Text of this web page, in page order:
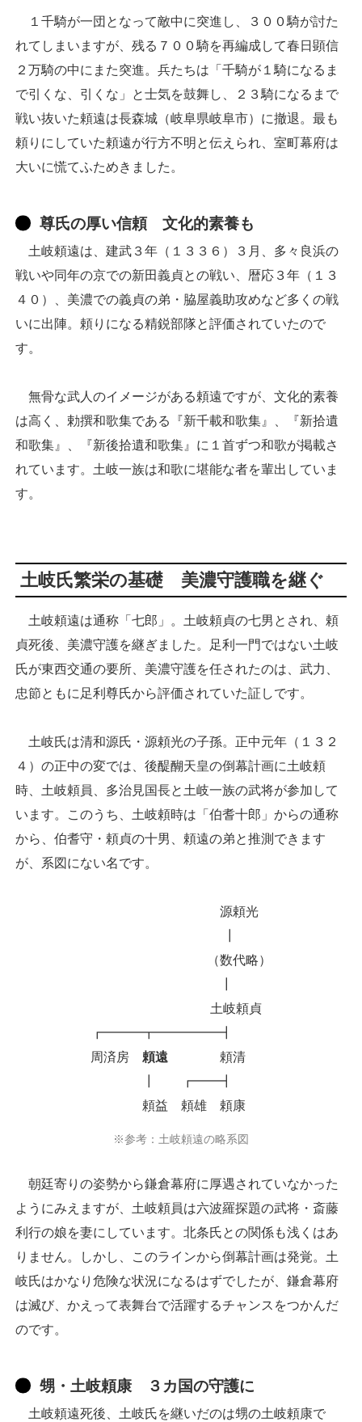
１千騎が一団となって敵中に突進し、３００騎が討た
れてしまいますが、残る７００騎を再編成して春日顕信
２万騎の中にまた突進。兵たちは「千騎が１騎になるま
で引くな、引くな」と士気を鼓舞し、２３騎になるまで
戦い抜いた頼遠は長森城（岐阜県岐阜市）に撤退。最も
頼りにしていた頼遠が行方不明と伝えられ、室町幕府は
大いに慌てふためきました。
尊氏の厚い信頼 文化的素養も
土岐頼遠は、建武３年（１３３６）３月、多々良浜の
戦いや同年の京での新田義貞との戦い、暦応３年（１３
４０）、美濃での義貞の弟・脇屋義助攻めなど多くの戦
いに出陣。頼りになる精鋭部隊と評価されていたので
す。
無骨な武人のイメージがある頼遠ですが、文化的素養
は高く、勅撰和歌集である『新千載和歌集』、『新拾遺
和歌集』、『新後拾遺和歌集』に１首ずつ和歌が掲載さ
れています。土岐一族は和歌に堪能な者を輩出していま
す。
土岐氏繁栄の基礎 美濃守護職を継ぐ
土岐頼遠は通称「七郎」。土岐頼貞の七男とされ、頼
貞死後、美濃守護を継ぎました。足利一門ではない土岐
氏が東西交通の要所、美濃守護を任されたのは、武力、
忠節ともに足利尊氏から評価されていた証しです。
土岐氏は清和源氏・源頼光の子孫。正中元年（１３２
４）の正中の変では、後醍醐天皇の倒幕計画に土岐頼
時、土岐頼員、多治見国長と土岐一族の武将が参加して
います。このうち、土岐頼時は「伯耆十郎」からの通称
から、伯耆守・頼貞の十男、頼遠の弟と推測できます
が、系図にない名です。
源頼光
（数代略）
土岐頼貞
┏━━━┳━━━━━┫
周済房 頼遠 頼清
┃ ┏━━┫
頼益 頼雄 頼康
※参考：土岐頼遠の略系図
朝廷寄りの姿勢から鎌倉幕府に厚遇されていなかった
ようにみえますが、土岐頼員は六波羅探題の武将・斎藤
利行の娘を妻にしています。北条氏との関係も浅くはあ
りません。しかし、このラインから倒幕計画は発覚。土
岐氏はかなり危険な状況になるはずでしたが、鎌倉幕府
は滅び、かえって表舞台で活躍するチャンスをつかんだ
のです。
甥・土岐頼康 ３カ国の守護に
土岐頼遠死後、土岐氏を継いだのは甥の土岐頼康で